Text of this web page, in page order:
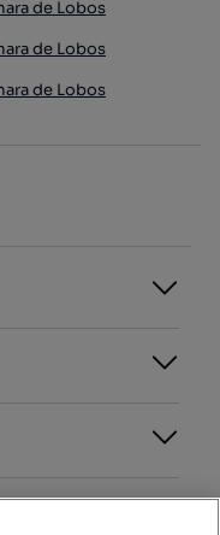
de Lobos
de Lobos
de Lobos